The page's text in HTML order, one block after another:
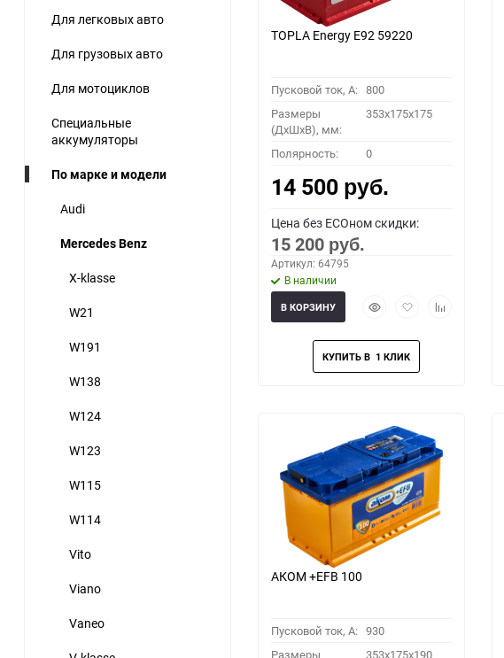
Для легковых авто
Для грузовых авто
Для мотоциклов
Специальные
аккумуляторы
По марке и модели
Audi
Mercedes Benz
X-klasse
W21
W191
W138
W124
W123
W115
W114
Vito
Viano
Vaneo
TOPLA Energy E92 59220
Пусковой ток, A: 800
Размеры
(ДхШхВ), мм:
353x175x175
Полярность: 0
14 500 руб.
Цена без ECOном скидки:
15 200 руб.
Артикул: 64795
В наличии
БыстрыйДобавить
избранное
Добавить
В КОРЗИНУ
АКОМ +EFB 100
Пусковой ток, A: 930